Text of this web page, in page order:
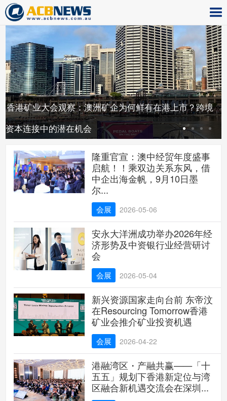
香港矿业大会观察：澳洲矿企为何鲜有在港上市？跨境
资本连接中的潜在机会
隆重官宣：澳中经贸年度盛事
启航！！乘双边关系东风，借
中企出海金帆，9月10日墨
尔...
会展 2026-05-06
安永大洋洲成功举办2026年经
济形势及中资银行业经营研讨
会
会展 2026-05-04
新兴资源国家走向台前 东帝汶
在Resourcing Tomorrow香港
矿业会推介矿业投资机遇
会展 2026-04-22
港融湾区・产融共赢——「十
五五」规划下香港新定位与湾
区融合新机遇交流会在深圳...